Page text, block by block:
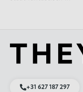
+31 627 187 297